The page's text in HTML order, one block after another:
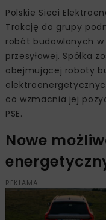
Polskie Sieci
Trakcję do grupy
robót budowlanych
przesyłowej. Spółka
obejmującej roboty
co wzmacnia jej
PSE.
Nowe
REKLAMA